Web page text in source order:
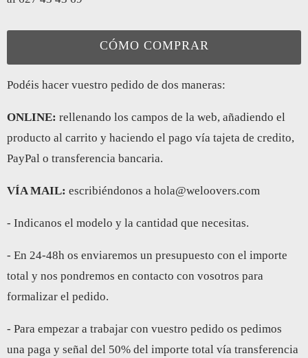
CÓMO COMPRAR
Podéis hacer vuestro pedido de dos maneras:
ONLINE: rellenando los campos de la web, añadiendo el
producto al carrito y haciendo el pago vía tajeta de credito,
PayPal o transferencia bancaria.
VÍA MAIL: escribiéndonos a hola@weloovers.com
- Indicanos el modelo y la cantidad que necesitas.
- En 24-48h os enviaremos un presupuesto con el importe
total y nos pondremos en contacto con vosotros para
formalizar el pedido.
- Para empezar a trabajar con vuestro pedido os pedimos
una paga y señal del 50% del importe total vía transferencia